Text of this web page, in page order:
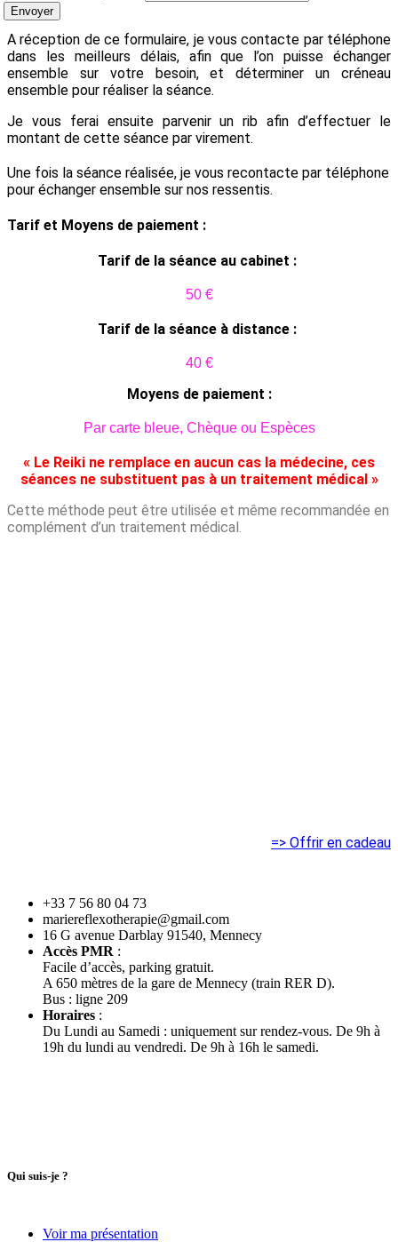
Envoyer
A réception de ce formulaire, je vous contacte par téléphone
dans les meilleurs délais, afin que l’on puisse échanger
ensemble sur votre besoin, et déterminer un créneau
ensemble pour réaliser la séance.
Je vous ferai ensuite parvenir un rib afin d’effectuer le
montant de cette séance par virement.
Une fois la séance réalisée, je vous recontacte par téléphone
pour échanger ensemble sur nos ressentis.
Tarif et Moyens de paiement :
Tarif de la séance au cabinet :
50 €
Tarif de la séance à distance :
40 €
Moyens de paiement :
Par carte bleue, Chèque ou Espèces
« Le Reiki ne remplace en aucun cas la médecine, ces
séances ne substituent pas à un traitement médical »
Cette méthode peut être utilisée et même recommandée en
complément d’un traitement médical.
=> Offrir en cadeau
+33 7 56 80 04 73
mariereflexotherapie@gmail.com
16 G avenue Darblay 91540, Mennecy
Accès PMR :
Facile d’accès, parking gratuit.
A 650 mètres de la gare de Mennecy (train RER D).
Bus : ligne 209
Horaires :
Du Lundi au Samedi : uniquement sur rendez-vous. De 9h à
19h du lundi au vendredi. De 9h à 16h le samedi.
Qui suis-je ?
Voir ma présentation